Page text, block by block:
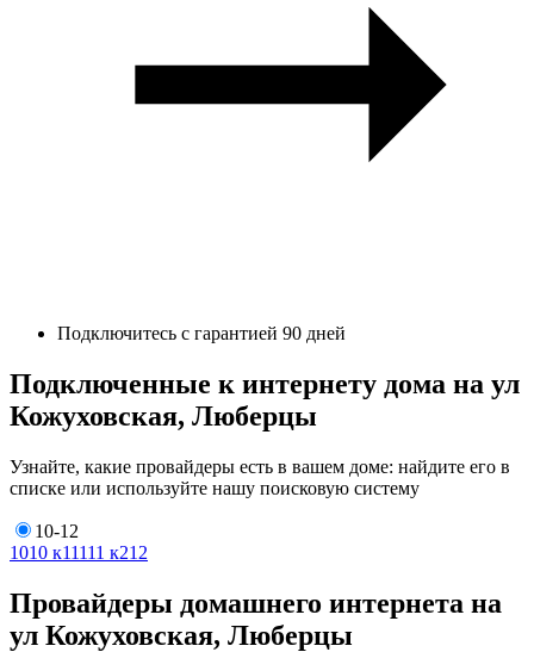
Подключитесь с гарантией 90 дней
Подключенные к интернету дома на ул
Кожуховская, Люберцы
Узнайте, какие провайдеры есть в вашем доме: найдите его в
списке или используйте нашу поисковую систему
10-12
1010 к11111 к212
Провайдеры домашнего интернета на
ул Кожуховская, Люберцы